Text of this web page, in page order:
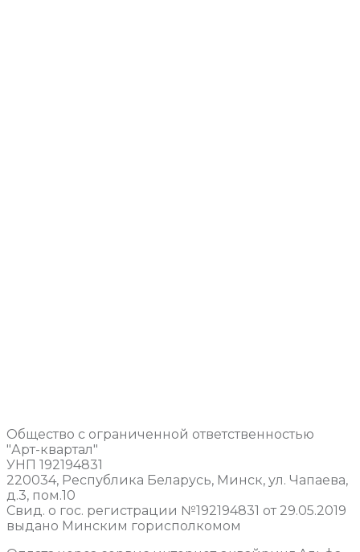
Общество с ограниченной ответственностью
"Арт-квартал"
УНП 192194831
220034, Республика Беларусь, Минск, ул. Чапаева,
д.3, пом.10
Свид. о гос. регистрации №192194831 от 29.05.2019
выдано Минским горисполкомом